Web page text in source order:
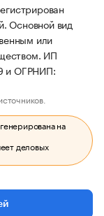
Основной вид
или
ИП
и ОГРНИП:
на
деловых